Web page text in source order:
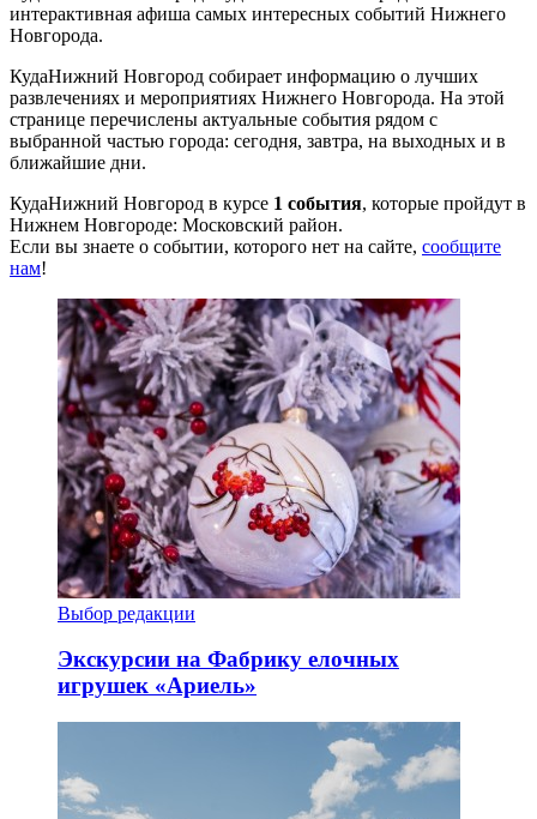
интерактивная афиша самых интересных событий Нижнего
Новгорода.
КудаНижний Новгород собирает информацию о лучших
развлечениях и мероприятиях Нижнего Новгорода. На этой
странице перечислены актуальные события рядом с
выбранной частью города: сегодня, завтра, на выходных и в
ближайшие дни.
КудаНижний Новгород в курсе 1 события, которые пройдут в
Нижнем Новгороде: Московский район.
Если вы знаете о событии, которого нет на сайте, сообщите
нам!
Выбор редакции
Экскурсии на Фабрику елочных
игрушек «Ариель»